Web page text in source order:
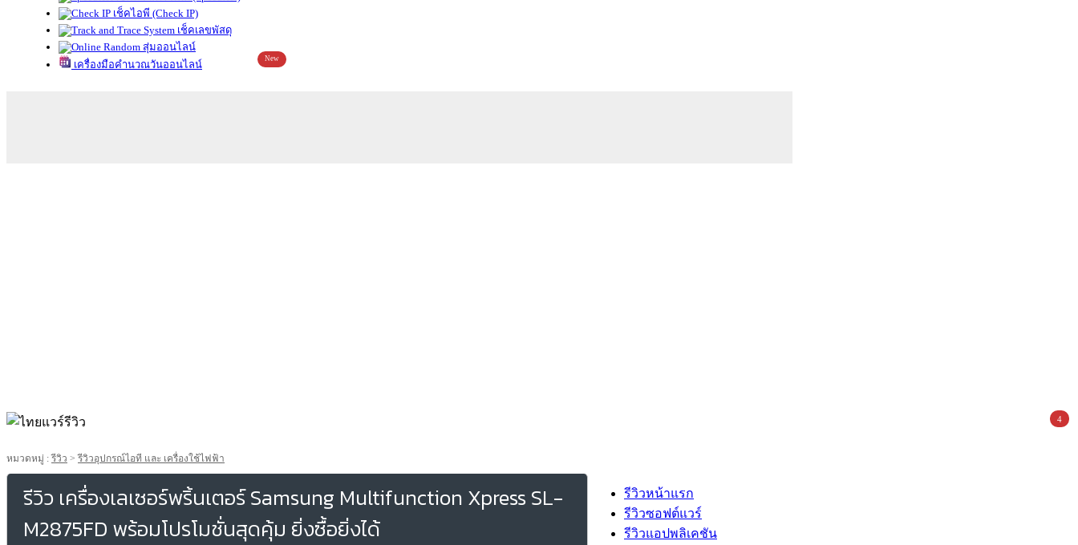
เช็คไอพี (Check IP)
เช็คเลขพัสดุ
สุ่มออนไลน์
เครื่องมือคำนวณวันออนไลน์
New
หมวดหมู่ :รีวิว >รีวิวอุปกรณ์ไอที และ เครื่องใช้ไฟฟ้า
รีวิว เครื่องเลเซอร์พริ้นเตอร์ Samsung Multifunction Xpress SL-
M2875FD พร้อมโปรโมชั่นสุดคุ้ม ยิ่งซื้อยิ่งได้
รีวิวหน้าแรก
รีวิวซอฟต์แวร์
รีวิวแอปพลิเคชัน
4